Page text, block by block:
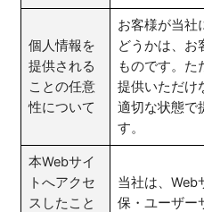
個人情報を
提供される
ことの任意
性について
お客様が当社
どうかは、お
ものです。た
提供いただけ
適切な状態で
す。
本Webサイ
トへアクセ
スしたこと
当社は、Web
保・ユーザー